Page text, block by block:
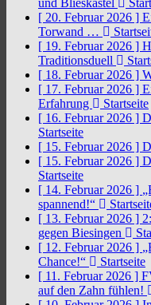
und Blieskastel
[ 20. Februar 2026 ]
Torwand …
[ 19. Februar 2026 ]
Traditionsduell
[ 18. Februar 2026 ]
[ 17. Februar 2026 ]
Erfahrung
Startseite
[ 16. Februar 2026 ]
Startseite
[ 15. Februar 2026 ]
[ 15. Februar 2026 ]
Startseite
[ 14. Februar 2026 ]
spannend!“
[ 13. Februar 2026 ]
gegen Biesingen
[ 12. Februar 2026 ]
Chance!“
Startseite
[ 11. Februar 2026 ]
auf den Zahn fühlen!